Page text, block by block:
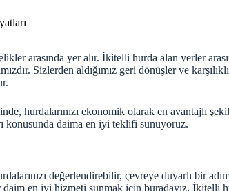
arasında yer alır. İkitelli hurda alan yerler
Sizlerden aldığımız geri dönüşler ve
hurdalarınızı ekonomik olarak en avantajlı
daima en iyi teklifi sunuyoruz.
değerlendirebilir, çevreye duyarlı bir
en iyi hizmeti sunmak için buradayız. İkitelli